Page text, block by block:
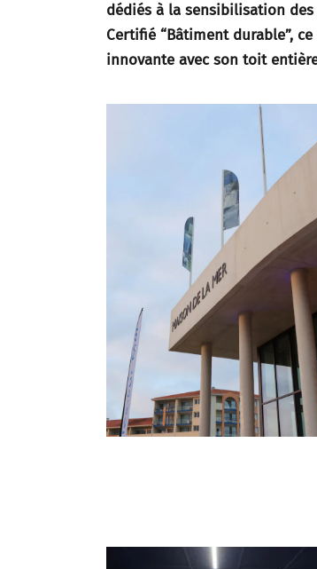
dédiés à la sensibilisation
Certifié “Bâtiment durable”,
innovante avec son toit